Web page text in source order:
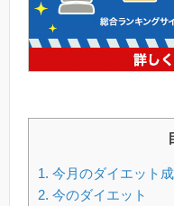
1. 今月のダイエット
2. 今のダイエット